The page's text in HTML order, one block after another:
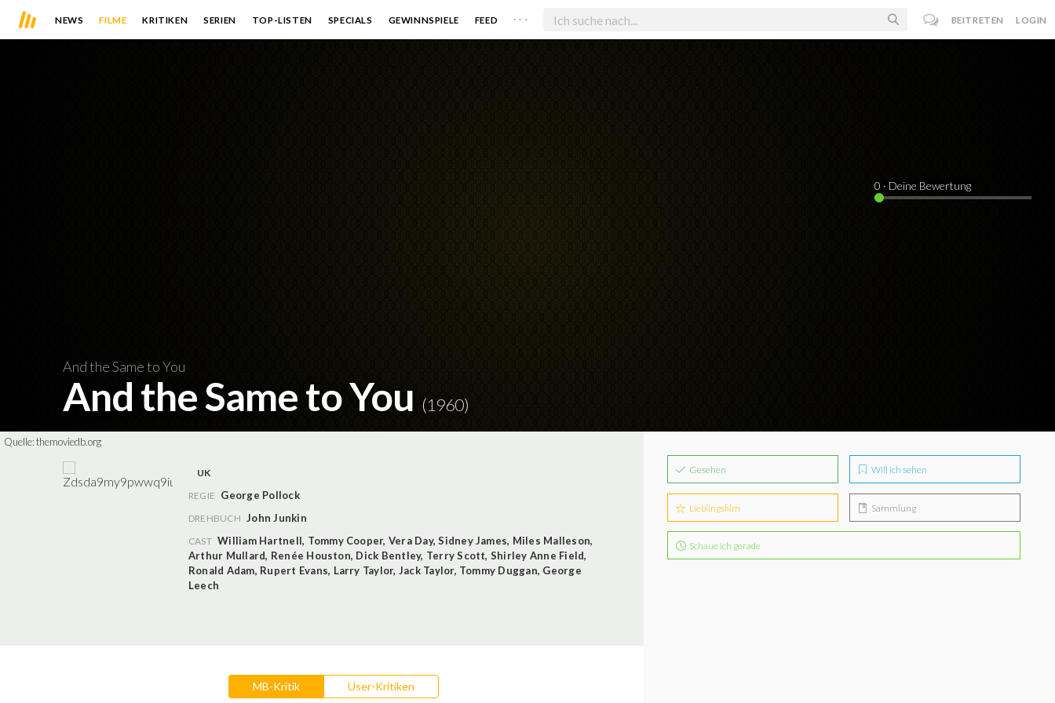
NEWS FILME KRITIKEN SERIEN TOP-LISTEN SPECIALS GEWINNSPIELE FEED . . . BEITRETEN LOGIN
And the Same to You
And the Same to You (1960)
0 · Deine Bewertung
Quelle:themoviedb.org
UK
REGIE George Pollock
DREHBUCH John Junkin
CAST William Hartnell, Tommy Cooper, Vera Day,Sidney James, Miles Malleson,
Arthur Mullard, Renée Houston, Dick Bentley, Terry Scott, Shirley Anne Field,
Ronald Adam, Rupert Evans, Larry Taylor, Jack Taylor, Tommy Duggan, George
Leech
MB-Kritik User-Kritiken
Gesehen Will ich sehen
Lieblingsfilm Sammlung
Schaue ich gerade